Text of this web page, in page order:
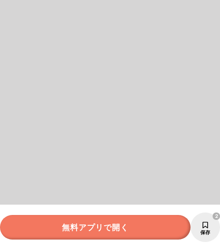
無料アプリで開く 保存
2